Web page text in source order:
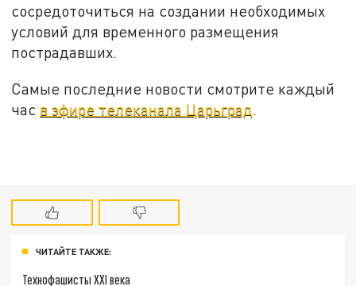
сосредоточиться на создании необходимых
условий для временного размещения
пострадавших.
Самые последние новости смотрите каждый
час в эфире телеканала Царьград
ЧИТАЙТЕ ТАКЖЕ:
Технофашисты XXI века